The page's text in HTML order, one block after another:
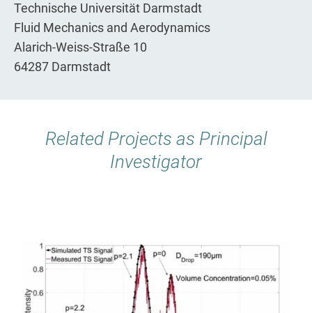
Technische Universität Darmstadt
Fluid Mechanics and Aerodynamics
Alarich-Weiss-Straße 10
64287 Darmstadt
Related Projects as Principal
Investigator